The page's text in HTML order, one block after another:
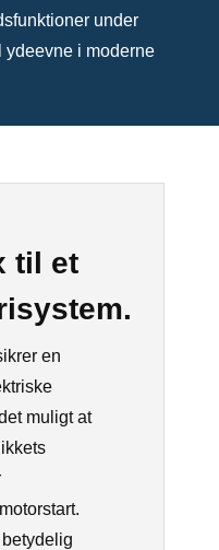
under
ydeevne i moderne
til et
en
muligt at